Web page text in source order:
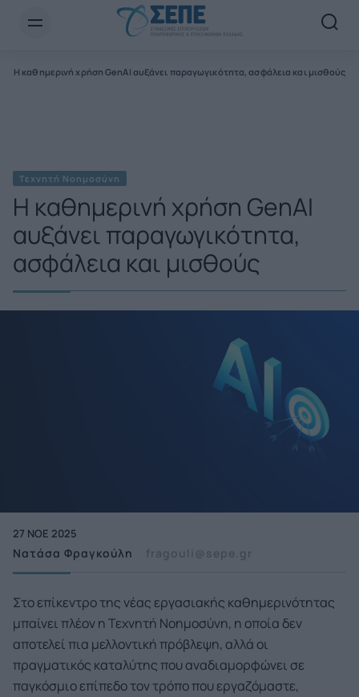
Η καθημερινή χρήση GenAI αυξάνει παραγωγικότητα, ασφάλεια και μισθούς
Τεχνητή Νοημοσύνη
Η καθημερινή χρήση GenAI
αυξάνει παραγωγικότητα,
ασφάλεια και μισθούς
27 ΝΟΕ 2025
Νατάσα Φραγκούλη fragouli@sepe.gr
Στο επίκεντρο της νέας εργασιακής καθημερινότητας
μπαίνει πλέον η Τεχνητή Νοημοσύνη, η οποία δεν
αποτελεί πια μελλοντική πρόβλεψη, αλλά οι
πραγματικός καταλύτης που αναδιαμορφώνει σε
παγκόσμιο επίπεδο τον τρόπο που εργαζόμαστε,
Newsletter Email*